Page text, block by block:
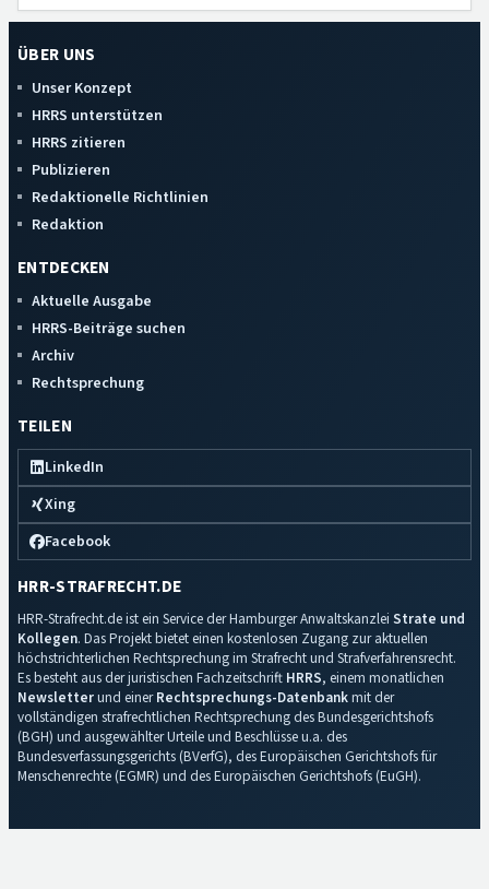
ÜBER UNS
Unser Konzept
HRRS unterstützen
HRRS zitieren
Publizieren
Redaktionelle Richtlinien
Redaktion
ENTDECKEN
Aktuelle Ausgabe
HRRS-Beiträge suchen
Archiv
Rechtsprechung
TEILEN
LinkedIn
Xing
Facebook
HRR-STRAFRECHT.DE
HRR-Strafrecht.de ist ein Service der Hamburger Anwaltskanzlei Strate und
Kollegen. Das Projekt bietet einen kostenlosen Zugang zur aktuellen
höchstrichterlichen Rechtsprechung im Strafrecht und Strafverfahrensrecht.
Es besteht aus der juristischen Fachzeitschrift HRRS, einem monatlichen
Newsletterund einerRechtsprechungs-Datenbankmit der
vollständigen strafrechtlichen Rechtsprechung des Bundesgerichtshofs
(BGH) und ausgewählter Urteile und Beschlüsse u.a. des
Bundesverfassungsgerichts (BVerfG), des Europäischen Gerichtshofs für
Menschenrechte (EGMR) und des Europäischen Gerichtshofs (EuGH).